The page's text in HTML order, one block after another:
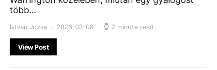
több…
Istvan Jozsa 2026-03-08 2 minute read
View Post